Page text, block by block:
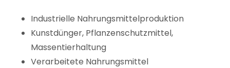
Industrielle Nahrungsmittelproduktion
Kunstdünger, Pflanzenschutzmittel,
Massentierhaltung
Verarbeitete Nahrungsmittel